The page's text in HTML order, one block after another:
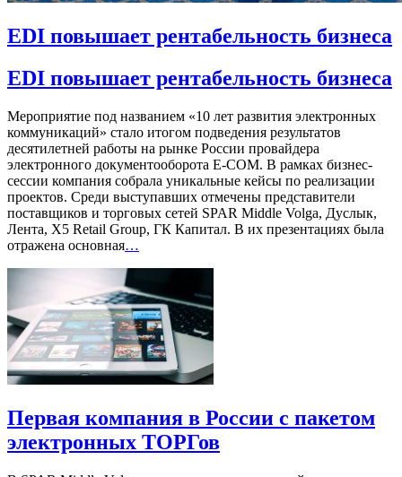
EDI повышает рентабельность бизнеса
EDI повышает рентабельность бизнеса
Мероприятие под названием «10 лет развития электронных
коммуникаций» стало итогом подведения результатов
десятилетней работы на рынке России провайдера
электронного документооборота E-COM. В рамках бизнес-
сессии компания собрала уникальные кейсы по реализации
проектов. Среди выступавших отмечены представители
поставщиков и торговых сетей SPAR Middle Volga, Дуслык,
Лента, X5 Retail Group, ГК Капитал. В их презентациях была
отражена основная…
Первая компания в России с пакетом
электронных ТОРГов